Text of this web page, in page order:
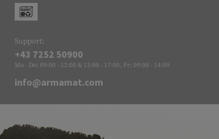
Support:
+43 7252 50900
Mo - Do: 09:00 - 12:00 & 13:00 - 17:00, Fr: 09:00 - 14:00
info@armamat.com